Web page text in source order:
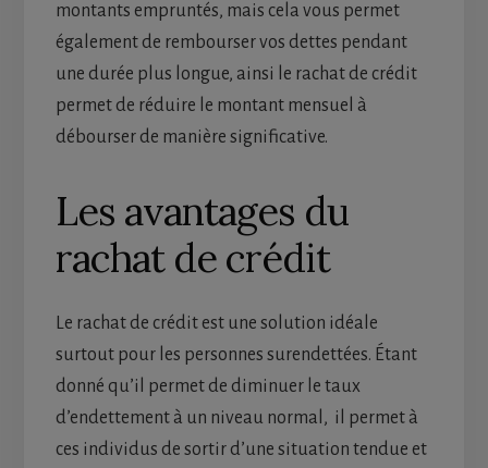
montants empruntés, mais cela vous permet
également de rembourser vos dettes pendant
une durée plus longue, ainsi le rachat de crédit
permet de réduire le montant mensuel à
débourser de manière significative.
Les avantages du
rachat de crédit
Le rachat de crédit est une solution idéale
surtout pour les personnes surendettées. Étant
donné qu’il permet de diminuer le taux
d’endettement à un niveau normal, il permet à
ces individus de sortir d’une situation tendue et